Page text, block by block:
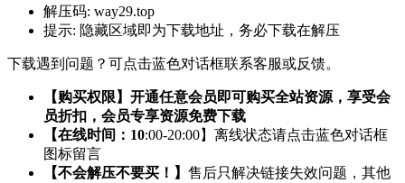
解压码: way29.top
提示: 隐藏区域即为下载地址，务必下载在解压
下载遇到问题？可点击蓝色对话框联系客服或反馈。
【购买权限】开通任意会员即可购买全站资源，享受会
员折扣，会员专享资源免费下载
【在线时间：10:00-20:00】离线状态请点击蓝色对话框
图标留言
【不会解压不要买！】 售后只解决链接失效问题，其他